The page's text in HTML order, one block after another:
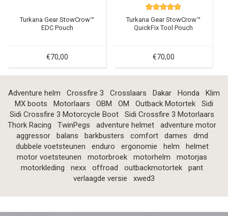
Turkana Gear StowCrow™
EDC Pouch
€70,00
Turkana Gear StowCrow™
QuickFix Tool Pouch
€70,00
Adventure helm Crossfire 3 Crosslaars Dakar Honda
Klim
MX boots
Motorlaars OBM OM Outback Motortek
Sidi
Sidi Crossfire 3 Motorcycle Boot
Sidi Crossfire 3 Motorlaars
Thork Racing
TwinPegs adventure helmet
adventure motor
aggressor
balans barkbusters comfort dames
dmd
dubbele voetsteunen
enduro ergonomie helm
helmet
motor voetsteunen
motorbroek motorhelm
motorjas
motorkleding
nexx offroad outbackmotortek
pant
verlaagde versie
xwed3